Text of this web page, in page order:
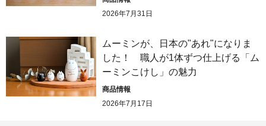
2026年7月31日
ムーミンが、日本の"あれ"になりま
した！ 職人が1体ずつ仕上げる「ム
ーミンこけし」の魅力
商品情報
2026年7月17日